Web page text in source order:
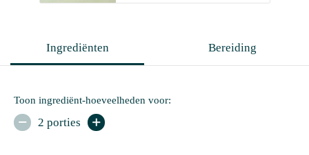
Ingrediënten Bereiding
Toon ingrediënt-hoeveelheden voor:
 2 porties 